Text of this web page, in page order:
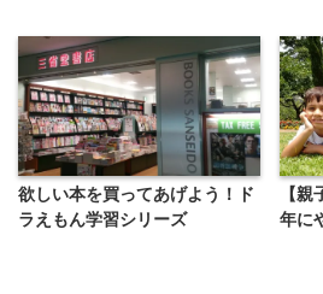
欲しい本を買ってあげよう！ド
ラえもん学習シリーズ
【
年に